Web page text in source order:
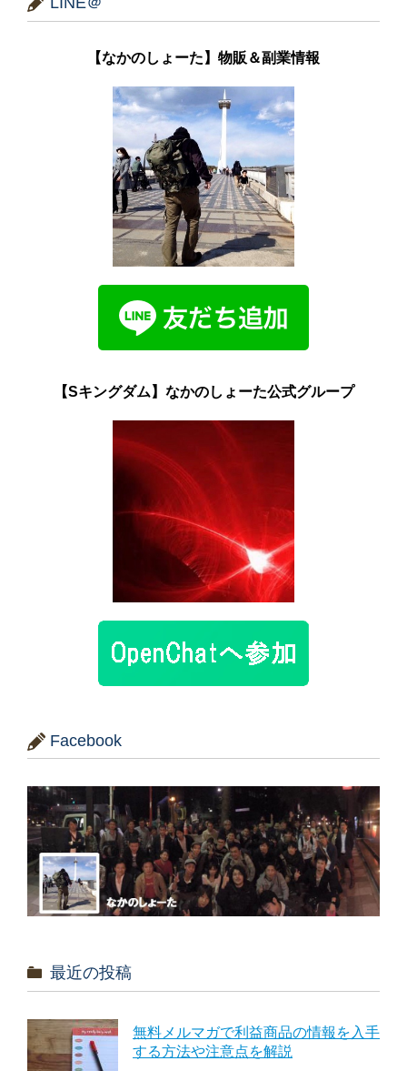
【なかのしょーた】物販＆副業情報
【Sキングダム】なかのしょーた公式グループ
Facebook
最近の投稿
無料メルマガで利益商品の情報を入手
する方法や注意点を解説